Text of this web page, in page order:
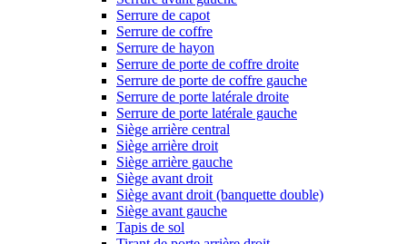
Serrure de capot
Serrure de coffre
Serrure de hayon
Serrure de porte de coffre droite
Serrure de porte de coffre gauche
Serrure de porte latérale droite
Serrure de porte latérale gauche
Siège arrière central
Siège arrière droit
Siège arrière gauche
Siège avant droit
Siège avant droit (banquette double)
Siège avant gauche
Tapis de sol